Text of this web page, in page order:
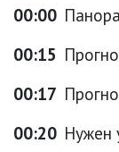
00:00
00:15
00:17
00:20 Нужен